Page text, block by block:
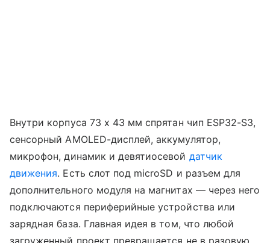
Внутри корпуса 73 x 43 мм спрятан чип ESP32-S3,
сенсорный AMOLED-дисплей, аккумулятор,
микрофон, динамик и девятиосевой датчик
движения. Есть слот под microSD и разъем для
дополнительного модуля на магнитах — через него
подключаются периферийные устройства или
зарядная база. Главная идея в том, что любой
загруженный проект превращается не в разовую